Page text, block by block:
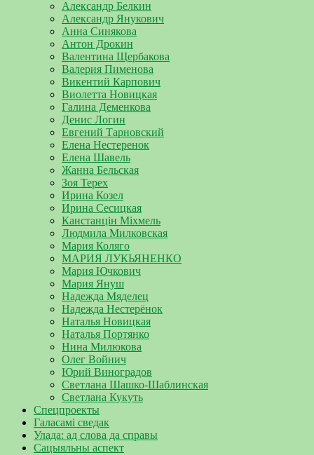
Александр Белкин
Александр Янукович
Анна Синякова
Антон Дрокин
Валентина Щербакова
Валерия Пименова
Викентий Карпович
Виолетта Новицкая
Галина Деменкова
Денис Логин
Евгений Тарновский
Елена Нестеренок
Елена Шавель
Жанна Бельская
Зоя Терех
Ирина Козел
Ирина Сесицкая
Канстанцін Міхмель
Людмила Милковская
Мария Коляго
МАРИЯ ЛУКЬЯНЕНКО
Мария Ючкович
Мария Януш
Надежда Мяделец
Надежда Нестерёнок
Наталья Новицкая
Наталья Портянко
Нина Милюкова
Олег Войнич
Юрий Виноградов
Светлана Шашко-Шаблинская
Светлана Кукуть
Спецпроекты
Галасамі сведак
Улада: ад слова да справы
Сацыяльны аспект